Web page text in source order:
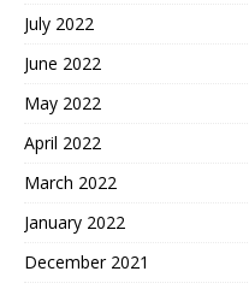
July 2022
June 2022
May 2022
April 2022
March 2022
January 2022
December 2021